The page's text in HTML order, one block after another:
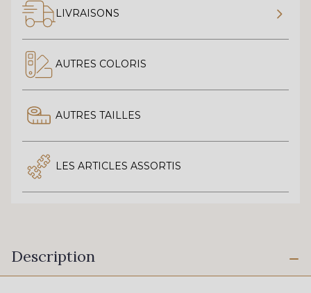
LIVRAISONS
AUTRES COLORIS
AUTRES TAILLES
LES ARTICLES ASSORTIS
Description